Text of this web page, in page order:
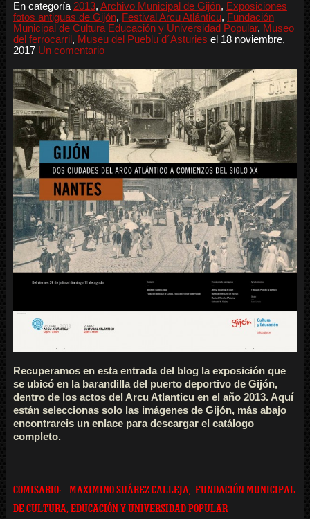
En categoría 2013, Archivo Municipal de Gijón, Exposiciones
fotos antiguas de Gijón, Festival Arcu Atlánticu, Fundación
Municipal de Cultura Educación y Universidad Popular, Museo
del ferrocarril , Museu del Pueblu d´Asturies el 18 noviembre,
2017 Un comentario
Recuperamos en esta entrada del blog la exposición que
se ubicó en la barandilla del puerto deportivo de Gijón,
dentro de los actos del Arcu Atlanticu en el año 2013. Aquí
están seleccionas solo las imágenes de Gijón, más abajo
encontrareis un enlace para descargar el catálogo
completo.
COMISARIO: MAXIMINO SUÁREZ CALLEJA, FUNDACIÓN MUNICIPAL
DE CULTURA, EDUCACIÓN Y UNIVERSIDAD POPULAR